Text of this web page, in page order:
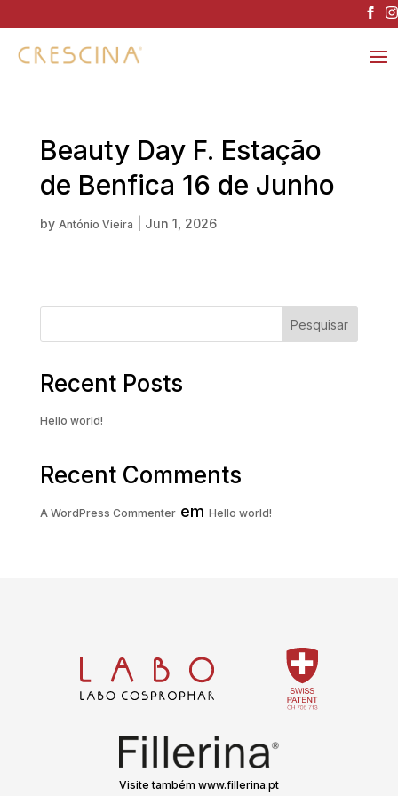
Beauty Day F. Estação
de Benfica 16 de Junho
by António Vieira Jun 1, 2026
Pesquisar
Recent Posts
Hello world!
Recent Comments
A WordPress Commenterem Hello world!
Visite também www.fillerina.pt